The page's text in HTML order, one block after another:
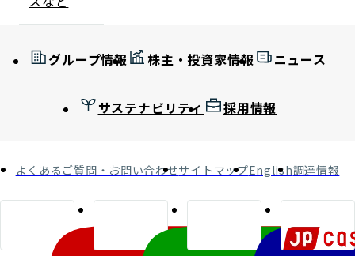
グループ情報 株主・投資家情報 ニュース
サステナビリティ 採用情報
よくあるご質問・お問い合わせサイトマップEnglish調達情報